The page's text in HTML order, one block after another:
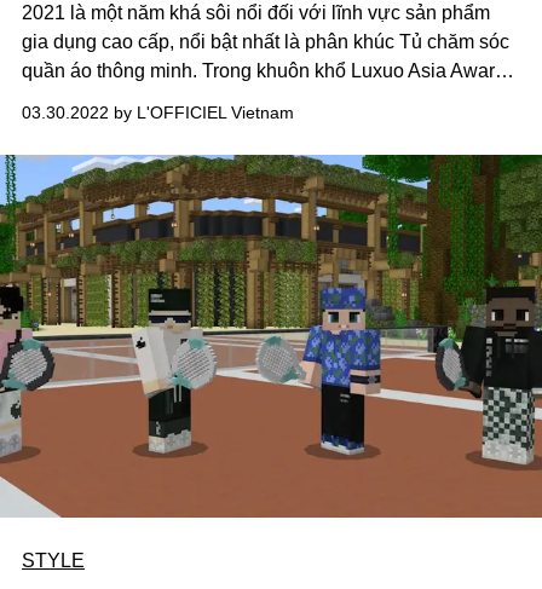
2021 là một năm khá sôi nổi đối với lĩnh vực sản phẩm
gia dụng cao cấp, nổi bật nhất là phân khúc Tủ chăm sóc
quần áo thông minh. Trong khuôn khổ Luxuo Asia Awards,
nghiệp xa xỉ, ban tổ chức đã chọn ra sản phẩm ấn tượng
nhất để đồng hành cùng cuộc sống hiện đại của bạn.
03.30.2022 by L'OFFICIEL Vietnam
STYLE